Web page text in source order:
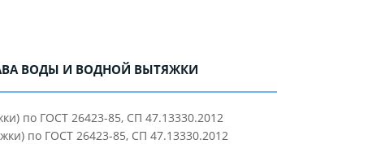
ВОДЫ И ВОДНОЙ ВЫТЯЖКИ
по ГОСТ 26423-85, СП 47.13330.2012
по ГОСТ 26423-85, СП 47.13330.2012